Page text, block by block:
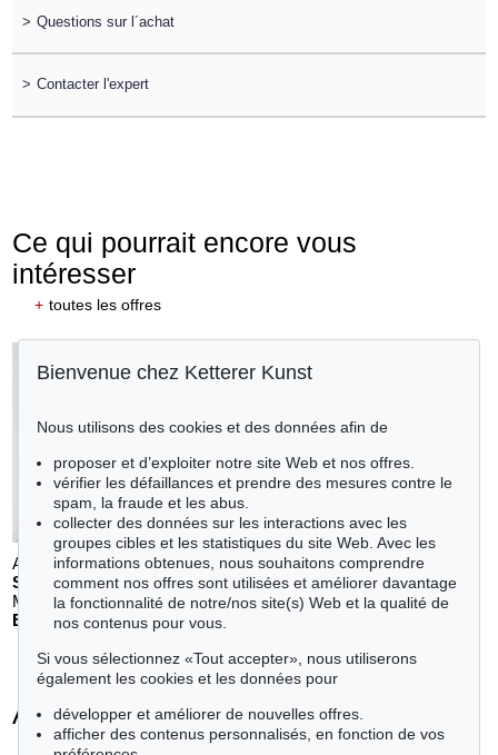
> Questions sur l´achat
> Contacter l'expert
Ce qui pourrait encore vous
intéresser
+ toutes les offres
Auction 611 - Lot 125001201
S. BALKENHOL
Mann in blauem Hemd , 1989
Estimation:€ 25,000
Andy Warhol - Objets vendus
toutes les offres
Bienvenue chez Ketterer Kunst
Nous utilisons des cookies et des données afin de
proposer et d’exploiter notre site Web et nos offres.
vérifier les défaillances et prendre des mesures contre le
spam, la fraude et les abus.
collecter des données sur les interactions avec les
groupes cibles et les statistiques du site Web. Avec les
informations obtenues, nous souhaitons comprendre
comment nos offres sont utilisées et améliorer davantage
la fonctionnalité de notre/nos site(s) Web et la qualité de
nos contenus pour vous.
Si vous sélectionnez «Tout accepter», nous utiliserons
également les cookies et les données pour
développer et améliorer de nouvelles offres.
afficher des contenus personnalisés, en fonction de vos